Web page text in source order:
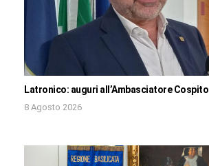
Latronico: auguri all’Ambasciatore Cospito
8 Agosto 2026